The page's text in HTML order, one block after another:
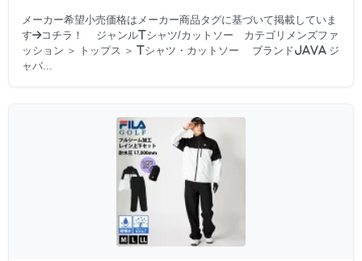
メーカー希望小売価格はメーカー商品タグに基づいて掲載していま
す→コチラ！ ジャンルTシャツ/カットソー カテゴリメンズファ
ッション ＞ トップス ＞ Tシャツ・カットソー ブランドJAVA ジ
ャバ...